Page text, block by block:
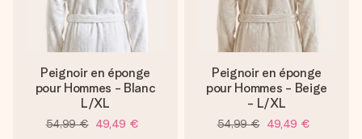
Peignoir en éponge
pour Hommes - Blanc
L/XL
54,99 € 49,49 €
Peignoir en éponge
pour Hommes - Beige
- L/XL
54,99 € 49,49 €